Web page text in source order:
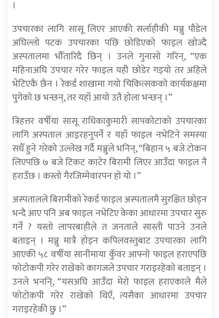
।
उपचारका लागि सासू लिएर आएकी सर्लाहीकी मञ्जु पौडेल
अघिल्लो पटक उपचारका पछि छोडिएको फाइल खोज्दै
अस्पतालमा भौँतारिदै छिन् । उनले गुनासो गरिन्, “एक
महिनाअघि उपचार गरेर फाइल यही छोडेर गइयो तर अहिले
भेटिएकै छैन । रेकर्ड शाखामा गयो चिकित्सकको कार्यकक्षमा
पुगेको छ भन्छन्, तर यहाँ आयो उतै होला भन्छन् ।”
त्रिहत्तर वर्षीया सासू राधिकाकुमारी सापकोटाको उपचारका
लागि अस्पताल आइरहनुपर्ने र यहाँ फाइल नभेटिने समस्या
सधैँ हुने गरेको उल्लेख गर्दै मञ्जुले भनिन्, “बिहान ५ बजे टोकन
लिएपछि ७ बजे टिकट काटेर बिरामी लिएर आउँदा फाइल नै
हराउँछ । कस्तो गैरजिम्मेवारपन हो यो ।”
अस्पतालले बिरामीको रेकर्ड फाइल अस्पतालमै सुरक्षित छोड्न
भन्दै आए पनि अब फाइल नभेटिए केका आधारमा उपचार सुरु
गर्ने ? यस्तो लापरबाहीले त जनताले सास्ती पाउने उनले
बताइन् । मञ्जु मात्रै होइन कपिलवस्तुबाट उपचारका लागि
आएकी ५८ वर्षीया सानीमाया कुँवर आफ्नो फाइल हराएपछि
फोटोकपी गरेर राखेको कागजले उपचार गराइरहेको बताइन् ।
उनले भननि्, “यसअघि आउँदा मेरो फाइल हराएकाले मैले
फोटोकपी गरेर राखेको थिएँ, त्यसैका आधारमा उपचार
गराइरहेकी छु ।”